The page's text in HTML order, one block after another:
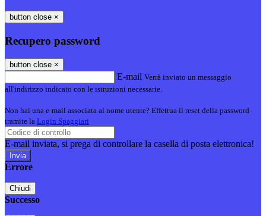
button close ×
Recupero password
button close ×
E-mail Verrà inviato un messaggio
all'indirizzo indicato con le istruzioni necessarie.
Non hai una e-mail associata al nome utente? Effettua il reset della password
tramite la Login Spaggiari
E-mail inviata, si prega di controllare la casella di posta elettronica!
Errore
Chiudi
Successo